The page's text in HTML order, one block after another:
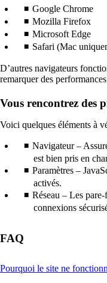
fenêtre
susceptible
de
ne
pas
les
directives
Google Chrome
Mozilla Firefox
Microsoft Edge
Safari (Mac
D’autres navigateurs
remarquer des
Vous rencontrez des
Voici quelques éléments à
Navigateur –
est bien pris en
Paramètres –
activés.
Réseau – Les
connexions
FAQ
Pourquoi le site ne